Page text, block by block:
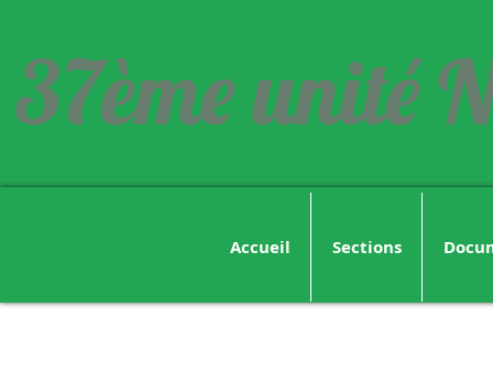
37ème unité
Accueil Sections